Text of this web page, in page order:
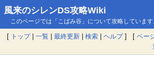
風来のシレンDS攻略Wiki
このページでは「こばみ谷」について攻略しています
[ トップ| 一覧 | 最終更新 | 検索 | ヘルプ] [ ペー